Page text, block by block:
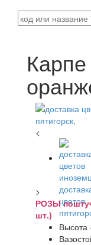
<
>
РОЗЫ
шт.)
Высота